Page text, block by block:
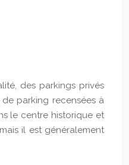
des parkings privés
parking recensées à
le centre historique et
il est généralement